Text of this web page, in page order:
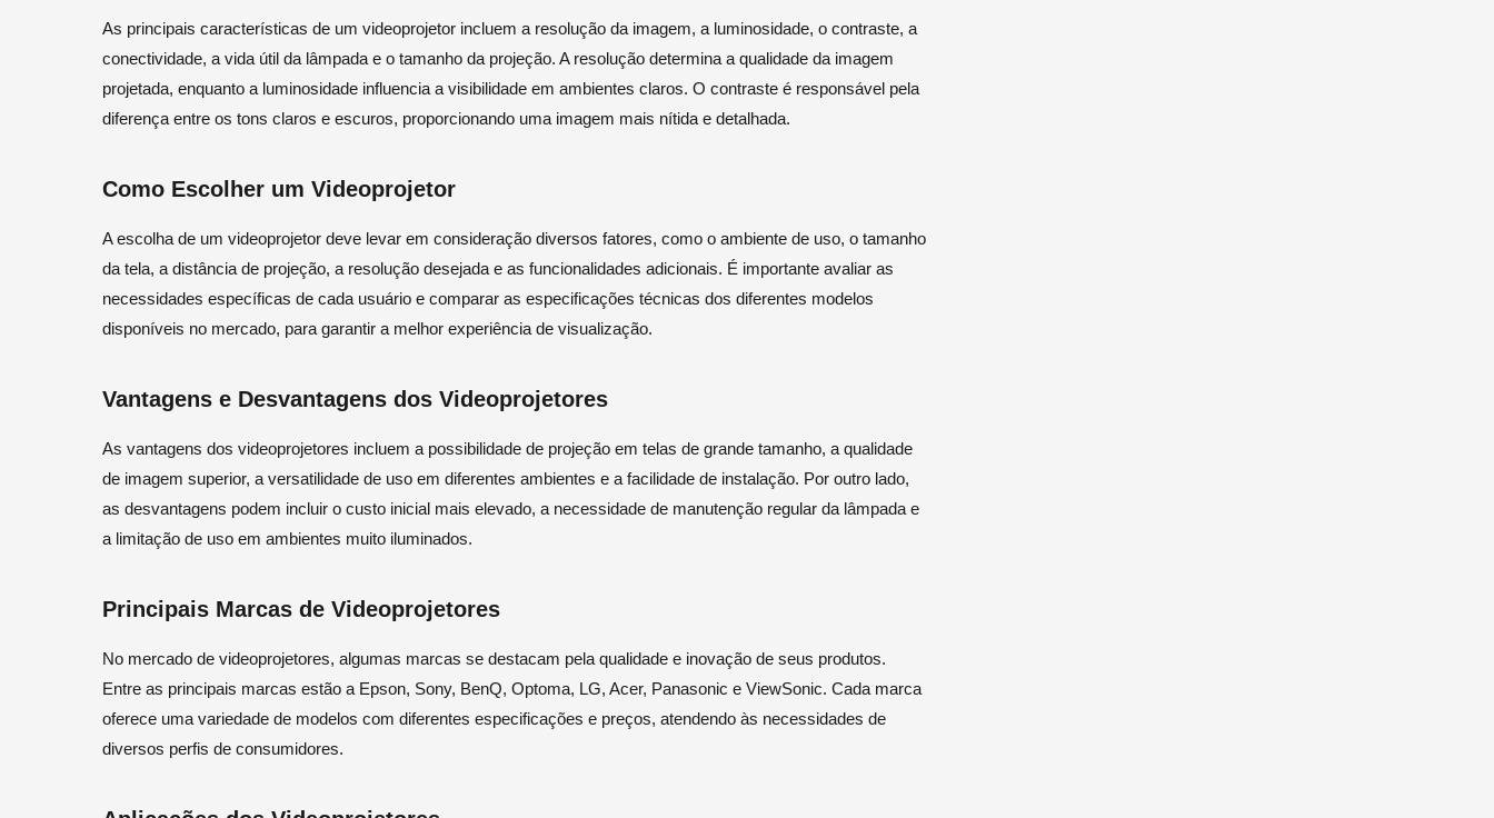
As principais características de um videoprojetor incluem a resolução da imagem, a luminosidade, o contraste, a
conectividade, a vida útil da lâmpada e o tamanho da projeção. A resolução determina a qualidade da imagem
projetada, enquanto a luminosidade influencia a visibilidade em ambientes claros. O contraste é responsável pela
diferença entre os tons claros e escuros, proporcionando uma imagem mais nítida e detalhada.
Como Escolher um Videoprojetor
A escolha de um videoprojetor deve levar em consideração diversos fatores, como o ambiente de uso, o tamanho
da tela, a distância de projeção, a resolução desejada e as funcionalidades adicionais. É importante avaliar as
necessidades específicas de cada usuário e comparar as especificações técnicas dos diferentes modelos
disponíveis no mercado, para garantir a melhor experiência de visualização.
Vantagens e Desvantagens dos Videoprojetores
As vantagens dos videoprojetores incluem a possibilidade de projeção em telas de grande tamanho, a qualidade
de imagem superior, a versatilidade de uso em diferentes ambientes e a facilidade de instalação. Por outro lado,
as desvantagens podem incluir o custo inicial mais elevado, a necessidade de manutenção regular da lâmpada e
a limitação de uso em ambientes muito iluminados.
Principais Marcas de Videoprojetores
No mercado de videoprojetores, algumas marcas se destacam pela qualidade e inovação de seus produtos.
Entre as principais marcas estão a Epson, Sony, BenQ, Optoma, LG, Acer, Panasonic e ViewSonic. Cada marca
oferece uma variedade de modelos com diferentes especificações e preços, atendendo às necessidades de
diversos perfis de consumidores.